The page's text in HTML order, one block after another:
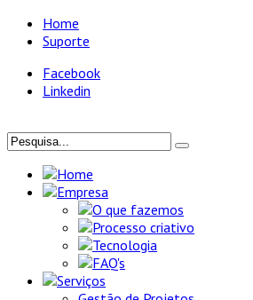
Home
Suporte
Facebook
Linkedin
Home
Empresa
O que fazemos
Processo criativo
Tecnologia
FAQ's
Serviços